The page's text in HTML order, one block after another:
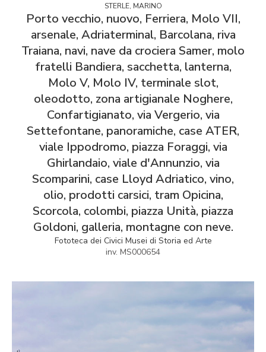
STERLE, MARINO
Porto vecchio, nuovo, Ferriera, Molo VII,
arsenale, Adriaterminal, Barcolana, riva
Traiana, navi, nave da crociera Samer, molo
fratelli Bandiera, sacchetta, lanterna,
Molo V, Molo IV, terminale slot,
oleodotto, zona artigianale Noghere,
Confartigianato, via Vergerio, via
Settefontane, panoramiche, case ATER,
viale Ippodromo, piazza Foraggi, via
Ghirlandaio, viale d'Annunzio, via
Scomparini, case Lloyd Adriatico, vino,
olio, prodotti carsici, tram Opicina,
Scorcola, colombi, piazza Unità, piazza
Goldoni, galleria, montagne con neve.
Fototeca dei Civici Musei di Storia ed Arte
inv. MS000654